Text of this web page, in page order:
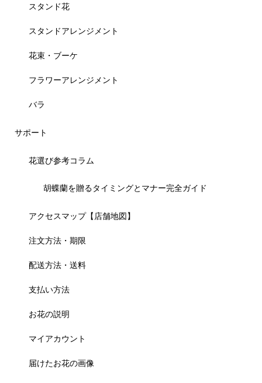
スタンド花
スタンドアレンジメント
花束・ブーケ
フラワーアレンジメント
バラ
サポート
花選び参考コラム
胡蝶蘭を贈るタイミングとマナー完全ガイド
アクセスマップ【店舗地図】
注文方法・期限
配送方法・送料
支払い方法
お花の説明
マイアカウント
届けたお花の画像